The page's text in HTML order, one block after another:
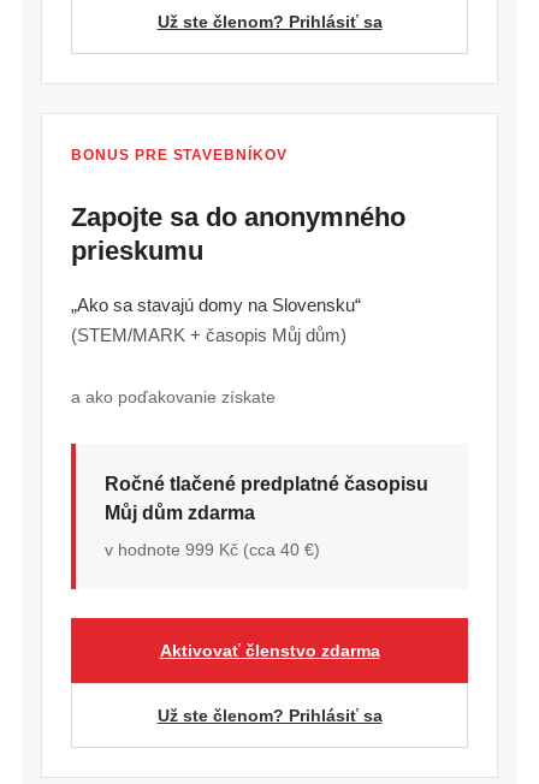
Už ste členom? Prihlásiť sa
BONUS PRE STAVEBNÍKOV
Zapojte sa do anonymného
prieskumu
„Ako sa stavajú domy na Slovensku“
(STEM/MARK + časopis Můj dům)
a ako poďakovanie získate
Ročné tlačené predplatné časopisu
Můj dům zdarma
v hodnote 999 Kč (cca 40 €)
Aktivovať členstvo zdarma
Už ste členom? Prihlásiť sa